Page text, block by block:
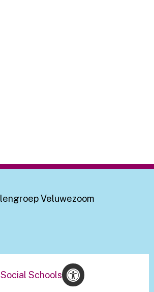
Veluwezoom
Social Schools